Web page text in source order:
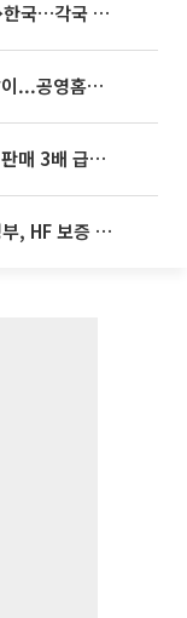
태풍 '돌핀' 중국 상륙, '찬홈' 일본→한국…각국 기상청 예상 경로는?
표기·검증 구멍
대신證 “알테오젠, 키트루다 큐렉스 판매 3배 급증…목표가 41만원 상향”
재건축·재개발 이주비 대출 숨통…정부, HF 보증 신설 추진